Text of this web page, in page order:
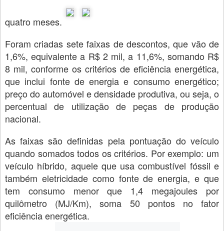
quatro meses.
Foram criadas sete faixas de descontos, que vão de
1,6%, equivalente a R$ 2 mil, a 11,6%, somando R$
8 mil, conforme os critérios de eficiência energética,
que inclui fonte de energia e consumo energético;
preço do automóvel e densidade produtiva, ou seja, o
percentual de utilização de peças de produção
nacional.
As faixas são definidas pela pontuação do veículo
quando somados todos os critérios. Por exemplo: um
veículo híbrido, aquele que usa combustível fóssil e
também eletricidade como fonte de energia, e que
tem consumo menor que 1,4 megajoules por
quilômetro (MJ/Km), soma 50 pontos no fator
eficiência energética.